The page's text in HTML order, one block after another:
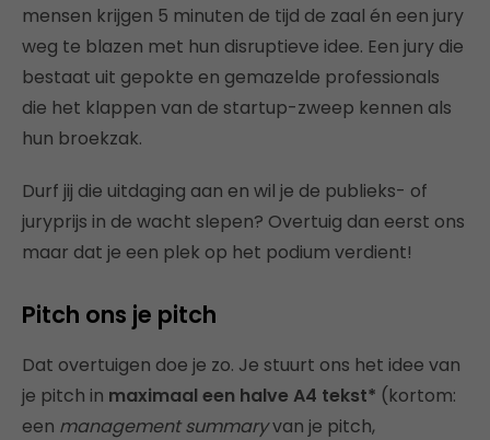
mensen krijgen 5 minuten de tijd de zaal én een jury
weg te blazen met hun disruptieve idee. Een jury die
bestaat uit gepokte en gemazelde professionals
die het klappen van de startup-zweep kennen als
hun broekzak.
Durf jij die uitdaging aan en wil je de publieks- of
juryprijs in de wacht slepen? Overtuig dan eerst ons
maar dat je een plek op het podium verdient!
Pitch ons je pitch
Dat overtuigen doe je zo. Je stuurt ons het idee van
je pitch in maximaal een halve A4 tekst* (kortom:
een management summaryvan je pitch,